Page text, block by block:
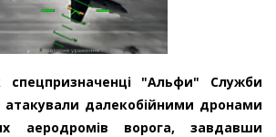
"Альфи" Служби
атакували далекобійними дронами
аеродромів ворога, завдавши